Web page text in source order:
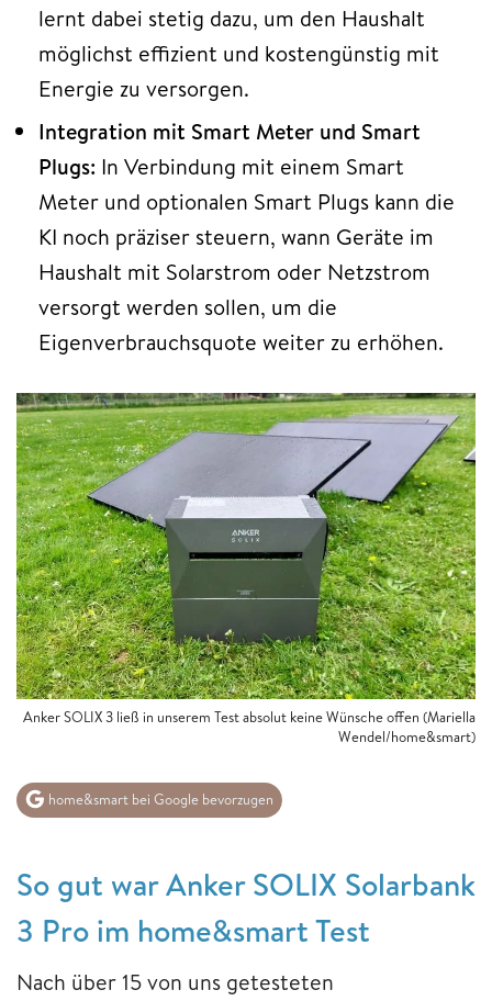
lernt dabei stetig dazu, um den Haushalt
möglichst effizient und kostengünstig mit
Energie zu versorgen.
Integration mit Smart Meter und Smart
Plugs: In Verbindung mit einem Smart
Meter und optionalen Smart Plugs kann die
KI noch präziser steuern, wann Geräte im
Haushalt mit Solarstrom oder Netzstrom
versorgt werden sollen, um die
Eigenverbrauchsquote weiter zu erhöhen.
Anker SOLIX 3 ließ in unserem Test absolut keine Wünsche offen (Mariella
Wendel/home&smart)
home&smart bei Google bevorzugen
So gut war Anker SOLIX Solarbank
3 Pro im home&smart Test
Nach über 15 von uns getesteten